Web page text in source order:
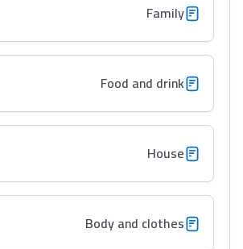
Interviews/Vidéos
دليل المهن
ما يزيد عن 149 مهنة
Family
Food and drink
House
Body and clothes